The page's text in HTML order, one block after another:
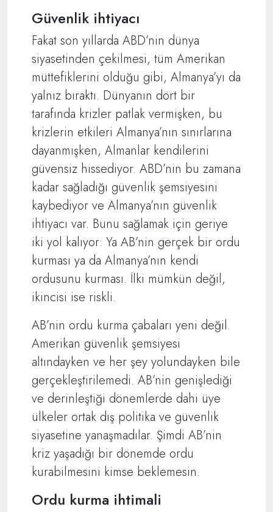
Güvenlik ihtiyacı
Fakat son yıllarda ABD’nin dünya
siyasetinden çekilmesi, tüm Amerikan
müttefiklerini olduğu gibi, Almanya’yı da
yalnız bıraktı. Dünyanın dört bir
tarafında krizler patlak vermişken, bu
krizlerin etkileri Almanya’nın sınırlarına
dayanmışken, Almanlar kendilerini
güvensiz hissediyor. ABD’nin bu zamana
kadar sağladığı güvenlik şemsiyesini
kaybediyor ve Almanya’nın güvenlik
ihtiyacı var. Bunu sağlamak için geriye
iki yol kalıyor: Ya AB’nin gerçek bir ordu
kurması ya da Almanya’nın kendi
ordusunu kurması. İlki mümkün değil,
ikincisi ise riskli.
AB’nin ordu kurma çabaları yeni değil.
Amerikan güvenlik şemsiyesi
altındayken ve her şey yolundayken bile
gerçekleştirilemedi. AB’nin genişlediği
ve derinleştiği dönemlerde dahi üye
ülkeler ortak dış politika ve güvenlik
siyasetine yanaşmadılar. Şimdi AB’nin
kriz yaşadığı bir dönemde ordu
kurabilmesini kimse beklemesin.
Ordu kurma ihtimali